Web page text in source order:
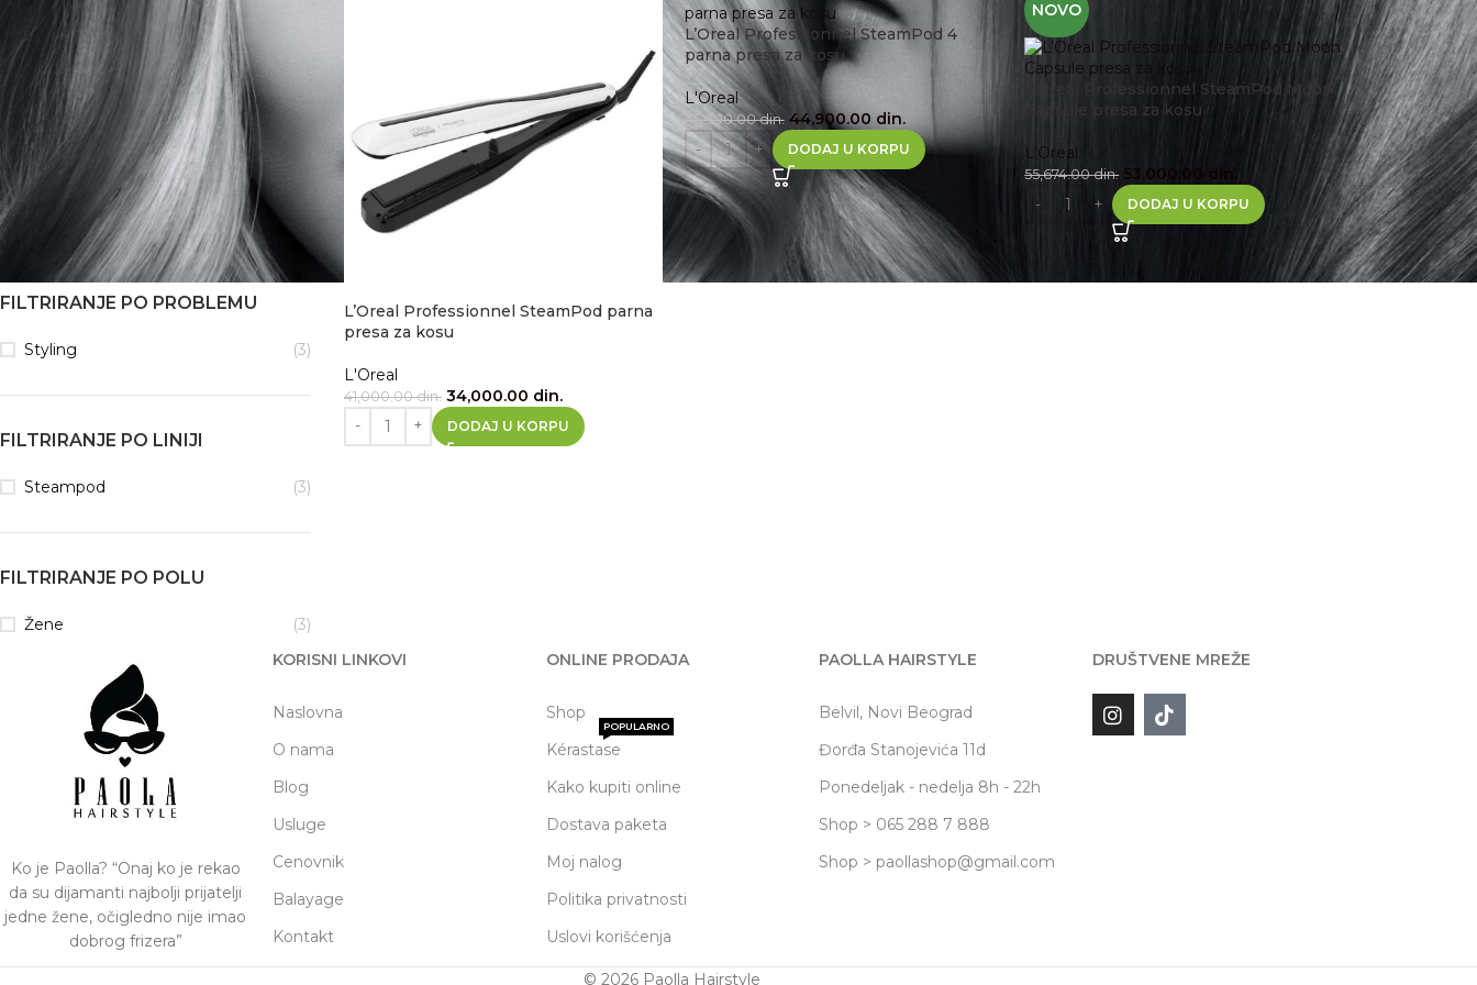
FILTRIRANJE PO BRENDU
L'Oreal
FILTRIRANJE PO KATEGORIJI
Presa za kosu
FILTRIRANJE PO PROBLEMU
Styling (3)
FILTRIRANJE PO LINIJI
Steampod (3)
FILTRIRANJE PO POLU
Žene (3)
L’Oreal Professionnel SteamPod parna
presa za kosu
L'Oreal
41,000.00din. 34,000.00 din.
DODAJ U KORPU
L’Oreal Professionnel SteamPod 4
parna presa za kosu
L'Oreal
45,900.00din. 44,900.00 din.
DODAJ U KORPU
NOVO
L’Oreal Professionnel SteamPod Moon
Capsule presa za kosu
L'Oreal
55,674.00din. 53,000.00 din.
DODAJ U KORPU
Ko je Paolla? “Onaj ko je rekao
da su dijamanti najbolji prijatelji
jedne žene, očigledno nije imao
dobrog frizera”
KORISNI LINKOVI
Naslovna
O nama
Blog
Usluge
Cenovnik
Balayage
Kontakt
ONLINE PRODAJA
Shop
Kérastase
POPULARNO
Kako kupiti online
Dostava paketa
Moj nalog
Politika privatnosti
Uslovi korišćenja
PAOLLA HAIRSTYLE
Belvil, Novi Beograd
Đorđa Stanojevića 11d
Ponedeljak - nedelja 8h - 22h
Shop > 065 288 7 888
Shop > paollashop@gmail.com
DRUŠTVENE MREŽE
© 2026 Paolla Hairstyle